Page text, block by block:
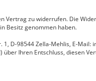
Vertrag zu widerrufen. Die
Besitz genommen haben.
D-98544 Zella-Mehlis, E-
Ihren Entschluss, diesen